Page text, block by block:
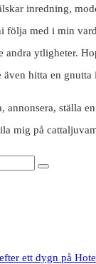
inredning,
följa med i min
andra ytligheter.
även hitta en gnutta
annonsera, ställa
mig på
ett dygn på